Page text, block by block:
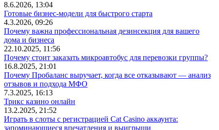
8.6.2026, 13:04
Готовые бизнес-модели для быстрого старта
4.3.2026, 09:26
Почему важна профессиональная дезинсекция для вашего
дома и бизнеса
22.10.2025, 11:56
Почему стоит заказать микроавтобус для перевозки группы?
16.8.2025, 21:01
Почему Пробаланс выручает, когда все отказывают — анализ
отзывов и подхода МФО
7.3.2025, 16:13
Трикс казино онлайн
13.2.2025, 21:52
Играть в слоты с регистрацией Cat Casino аккаунта:
запоминающиеся впечатления и выигрыши